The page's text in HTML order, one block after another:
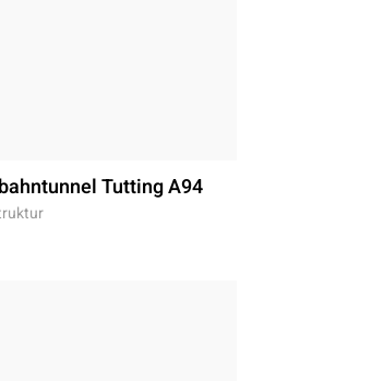
Tutting A94